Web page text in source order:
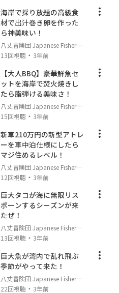
海岸で採り放題の高級食
材で出汁巻き卵を作った
ら神美味い！
八丈冒険団 Japanese Fisherm
an's TV
13回視聴 ・ 3年前
【大人BBQ】豪華鮮魚セ
ットを海岸で焚火焼きし
たら脂弾ける美味さ！
八丈冒険団 Japanese Fisherm
an's TV
15回視聴 ・ 3年前
新車210万円の新型アトレ
ーを車中泊仕様にしたら
マジ住めるレベル！
八丈冒険団 Japanese Fisherm
an's TV
12回視聴 ・ 3年前
巨大タコが海に無限リス
ポーンするシーズンが来
たぜ！
八丈冒険団 Japanese Fisherm
an's TV
13回視聴 ・ 3年前
巨大魚が湾内で乱れ飛ぶ
季節がやって来た！
八丈冒険団 Japanese Fisherm
an's TV
22回視聴 ・ 3年前